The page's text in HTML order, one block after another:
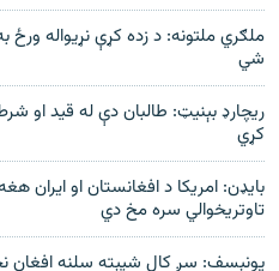
ملګري ملتونه: د زده کړې نړیواله
شي
ریچارډ بېنیټ: طالبان دې له قيد او
کړي
بايډن: امريکا د افغانستان او ايران
تاوتريخوالي سره مخ دي
يونېسف: سږ کال شپېته سلنه افغان